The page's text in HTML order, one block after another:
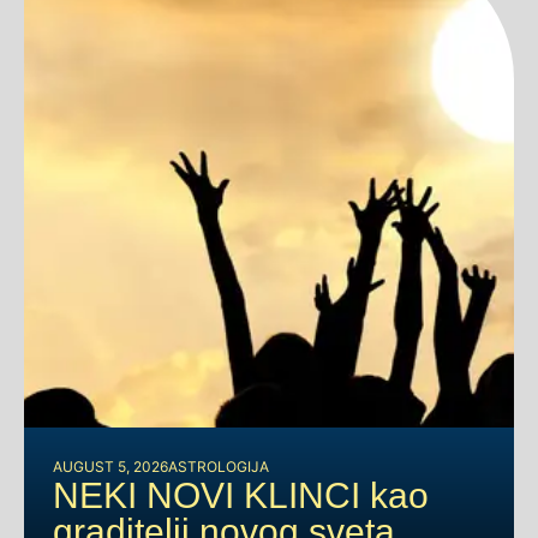
AUGUST 5, 2026ASTROLOGIJA
NEKI NOVI KLINCI kao